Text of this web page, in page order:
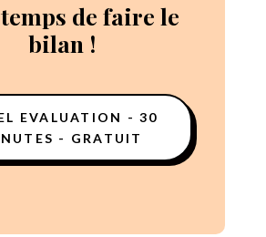
de faire le
bilan !
EVALUATION - 30
- GRATUIT